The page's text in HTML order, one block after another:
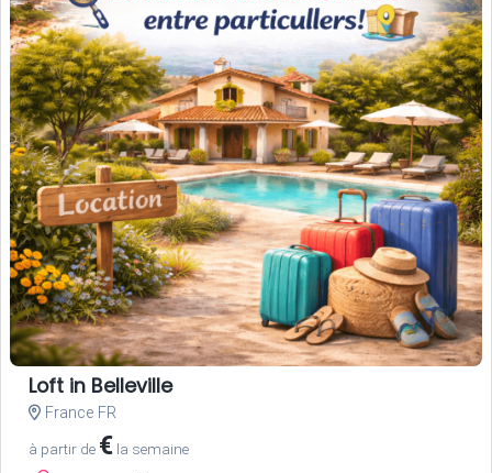
Loft in Belleville
France FR
à partir de € la semaine